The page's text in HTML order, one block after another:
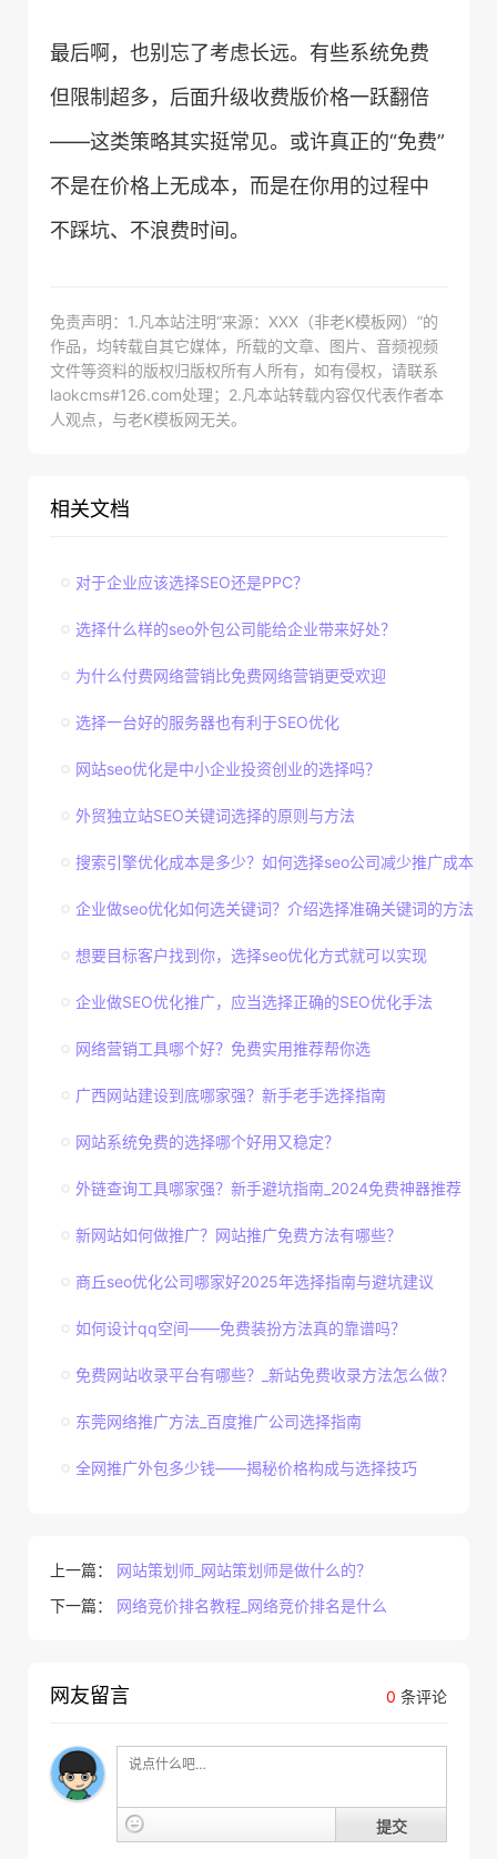
最后啊，也别忘了考虑长远。有些系统免费
但限制超多，后面升级收费版价格一跃翻倍
——这类策略其实挺常见。或许真正的“免费”
不是在价格上无成本，而是在你用的过程中
不踩坑、不浪费时间。
免责声明：1.凡本站注明“来源：XXX（非老K模板网）”的
作品，均转载自其它媒体，所载的文章、图片、音频视频
文件等资料的版权归版权所有人所有，如有侵权，请联系
laokcms#126.com处理；2.凡本站转载内容仅代表作者本
人观点，与老K模板网无关。
相关文档
对于企业应该选择SEO还是PPC？
选择什么样的seo外包公司能给企业带来好处？
为什么付费网络营销比免费网络营销更受欢迎
选择一台好的服务器也有利于SEO优化
网站seo优化是中小企业投资创业的选择吗？
外贸独立站SEO关键词选择的原则与方法
搜索引擎优化成本是多少？如何选择seo公司减少推广成本
企业做seo优化如何选关键词？介绍选择准确关键词的方法
想要目标客户找到你，选择seo优化方式就可以实现
企业做SEO优化推广，应当选择正确的SEO优化手法
网络营销工具哪个好？免费实用推荐帮你选
广西网站建设到底哪家强？新手老手选择指南
网站系统免费的选择哪个好用又稳定？
外链查询工具哪家强？新手避坑指南_2024免费神器推荐
新网站如何做推广？网站推广免费方法有哪些？
商丘seo优化公司哪家好2025年选择指南与避坑建议
如何设计qq空间——免费装扮方法真的靠谱吗？
免费网站收录平台有哪些？_新站免费收录方法怎么做？
东莞网络推广方法_百度推广公司选择指南
全网推广外包多少钱——揭秘价格构成与选择技巧
上一篇： 网站策划师_网站策划师是做什么的？
下一篇： 网络竞价排名教程_网络竞价排名是什么
0 条评论
网友留言
提交